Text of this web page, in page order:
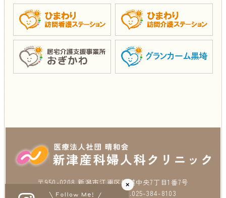
〒950-0208 新潟市江南区横越中央7丁目1番7号
TEL.025-384-4103 FAX.025-384-8103
×